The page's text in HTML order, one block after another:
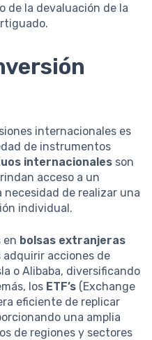
de la devaluación de la
internacionales es
de instrumentos
internacionales son
acceso a un
de realizar una
individual.
en bolsas extranjeras
acciones de
o Alibaba, diversificando
los ETF’s (Exchange
eficiente de replicar
una amplia
de regiones y sectores